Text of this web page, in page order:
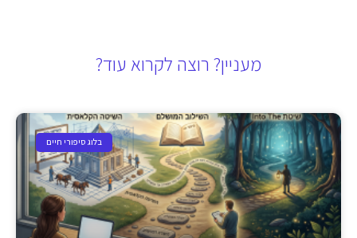
מעניין? רוצה לקרוא עוד?
בלוג סיפורי חיים